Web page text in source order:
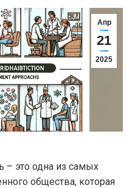
Апр
21
2025
– это одна из самых
общества, которая